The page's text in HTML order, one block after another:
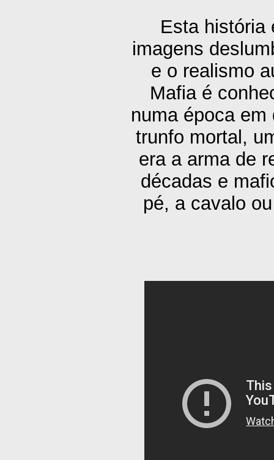
Esta história
imagens
e o realismo
Mafia é
numa época
trunfo mortal,
era a arma de
décadas e
pé, a cavalo